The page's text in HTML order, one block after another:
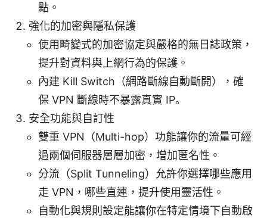
點。
強化的加密與隱私保護
使用畸變式的加密協定與嚴格的無日誌政策，
提升對資料與上網行為的保護。
內建 Kill Switch（網路斷線自動斷開），確
保 VPN 斷線時不暴露真實 IP。
安全功能與自訂性
雙重 VPN（Multi-hop）功能讓你的流量可經
過兩個伺服器層層加密，增加匿名性。
分流（Split Tunneling）允許你選擇哪些應用
走 VPN，哪些直連，提升使用靈活性。
自動化與規則設定能讓你在特定情境下自動啟